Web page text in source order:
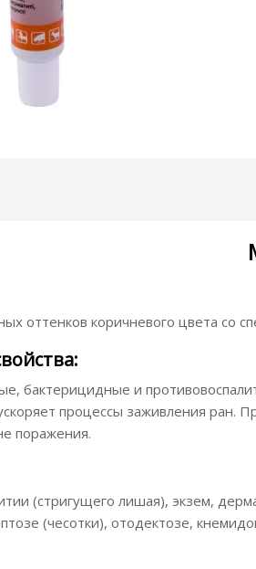
оттенков коричневого цвета со
бактерицидные и
процессы заживления ран.
поражения.
(стригущего лишая), экзем,
(чесотки), отодектозе,